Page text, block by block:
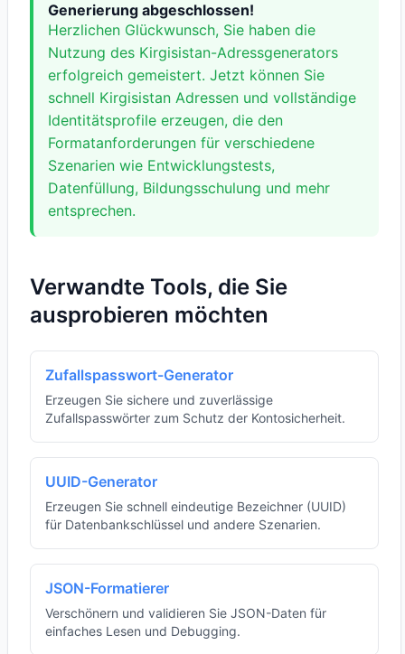
Generierung abgeschlossen!
Herzlichen Glückwunsch, Sie haben die
Nutzung des Kirgisistan-Adressgenerators
erfolgreich gemeistert. Jetzt können Sie
schnell Kirgisistan Adressen und vollständige
Identitätsprofile erzeugen, die den
Formatanforderungen für verschiedene
Szenarien wie Entwicklungstests,
Datenfüllung, Bildungsschulung und mehr
entsprechen.
Verwandte Tools, die Sie
ausprobieren möchten
Zufallspasswort-Generator
Erzeugen Sie sichere und zuverlässige
Zufallspasswörter zum Schutz der Kontosicherheit.
UUID-Generator
Erzeugen Sie schnell eindeutige Bezeichner (UUID)
für Datenbankschlüssel und andere Szenarien.
JSON-Formatierer
Verschönern und validieren Sie JSON-Daten für
einfaches Lesen und Debugging.